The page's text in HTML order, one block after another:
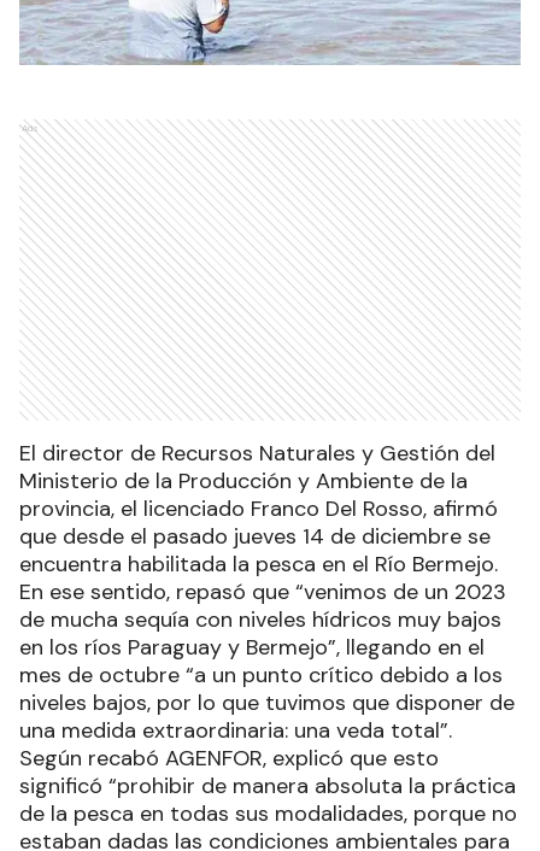
Ads
El director de Recursos Naturales y Gestión del
Ministerio de la Producción y Ambiente de la
provincia, el licenciado Franco Del Rosso, afirmó
que desde el pasado jueves 14 de diciembre se
encuentra habilitada la pesca en el Río Bermejo.
En ese sentido, repasó que “venimos de un 2023
de mucha sequía con niveles hídricos muy bajos
en los ríos Paraguay y Bermejo”, llegando en el
mes de octubre “a un punto crítico debido a los
niveles bajos, por lo que tuvimos que disponer de
una medida extraordinaria: una veda total”.
Según recabó AGENFOR, explicó que esto
significó “prohibir de manera absoluta la práctica
de la pesca en todas sus modalidades, porque no
estaban dadas las condiciones ambientales para